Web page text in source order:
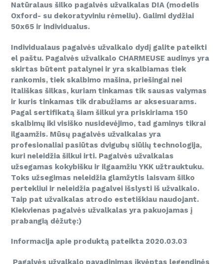
Natūralaus šilko pagalvės užvalkalas DIA (modelis
Oxford- su dekoratyviniu rėmeliu). Galimi dydžiai
50x65 ir individualus.
Individualaus pagalvės užvalkalo dydį galite pateikti
el paštu. Pagalvės užvalkalo CHARMEUSE audinys yra
skirtas būtent patalynei ir yra skalbiamas tiek
rankomis, tiek skalbimo mašina, priešingai nei
itališkas šilkas, kuriam tinkamas tik sausas valymas
ir kuris tinkamas tik drabužiams ar aksesuarams.
Pagal sertifikatą šiam šilkui yra priskiriama 150
skalbimų iki visiško nusidevėjimo, tad gaminys tikrai
ilgaamžis. Mūsų pagalvės užvalkalas yra
profesionaliai pasiūtas dvigubų siūlių technologija,
kuri neleidžia šilkui irti. Pagalvės užvalkalas
užsegamas kokybišku ir ilgaamžiu YKK užtrauktuku.
Toks užsegimas neleidžia glamžytis laisvam šilko
pertekliui ir neleidžia pagalvei išslysti iš užvalkalo.
Taip pat užvalkalas atrodo estetiškiau naudojant.
Kiekvienas pagalvės užvalkalas yra pakuojamas į
prabangią dėžutę:)
Informacija apie produktą pateikta 2020.03.03
Pagalvės užvalkalo pavadinimas įkvėptas legendinės